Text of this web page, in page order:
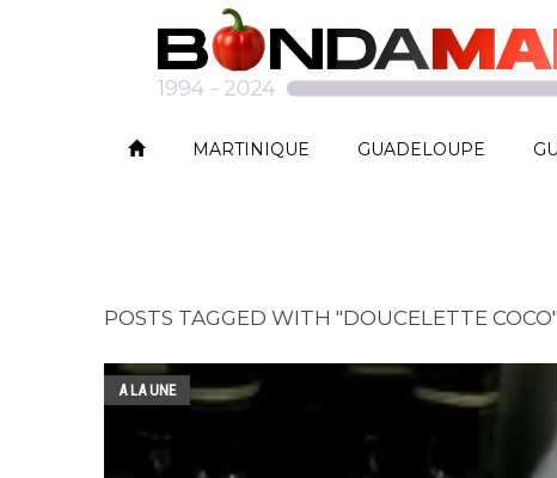
MARTINIQUE GUADELOUPE
POSTS TAGGED WITH "DOUCELETTE COCO"
A LA UNE